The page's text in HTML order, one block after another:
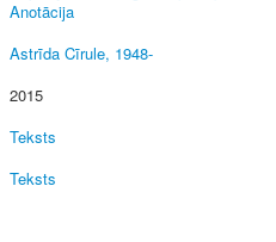
Anotācija
Astrīda Cīrule, 1948-
2015
Teksts
Teksts